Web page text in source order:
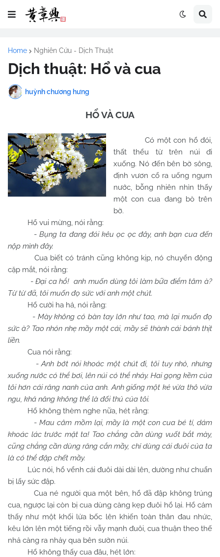
Home Nghiên Cứu - Dịch Thuật
Dịch thuật: Hổ và cua
huỳnh chương hưng
HỔ VÀ CUA
Có một con hổ đói,
thất thểu từ trên núi đi
xuống. Nó đến bên bờ sông,
định vươn cổ ra uống ngụm
nước, bỗng nhiên nhìn thấy
một con cua đang bò trên
bờ.
Hổ vui mừng, nói rằng:
- Bụng ta đang đói kêu ọc ọc đây, anh bạn cua đến
nộp mình đây.
Cua biết có tránh cũng không kịp, nó chuyển động
cặp mắt, nói rằng:
-Đại ca hổ! anh muốn dùng tôi làm bữa điểm tâm à?
Từ từ đã, tôi muốn đọ sức với anh một chút.
Hổ cười ha hả, nói rằng:
- Mày không có bàn tay lớn như tao, mà lại muốn đọ
sức à? Tao nhón nhẹ mầy một cái, mầy sẽ thành cái bánh thịt
liền.
Cua nói rằng:
-Anh bớt nói khoác một chút đi, tôi tuy nhỏ, nhưng
xuống nước có thể bơi, lên núi có thể nhảy. Hai gọng kềm của
tôi hơn cái răng nanh của anh. Anh giống một kẻ vừa thô vừa
ngu, khả năng không thể là đối thủ của tôi.
Hổ không thèm nghe nữa, hét rằng:
- Mau câm mồm lại, mầy là một con cua bé tí, dám
khoác lác trước mặt ta! Tao chẳng cần dùng vuốt bắt mày,
cũng chẳng cần dùng răng cắn mầy, chỉ dùng cái đuôi của ta
là có thể đập chết mầy.
Lúc nói, hổ vểnh cái đuôi dài dài lên, dường như chuẩn
bị lấy sức đập.
Cua né người qua một bên, hổ đã đập không trúng
cua, ngược lại còn bị cua dùng càng kẹp đuôi hổ lại. Hổ cảm
thấy như một khối lửa bốc lên khiến toàn thân đau nhức,
kêu lớn lên một tiếng rồi vẫy mạnh đuôi, cua thuận theo thế
nhả càng ra nhảy qua bên sườn núi.
Hổ không thấy cua đâu, hét lớn: